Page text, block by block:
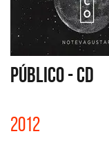
PÚBLICO - CD
2012